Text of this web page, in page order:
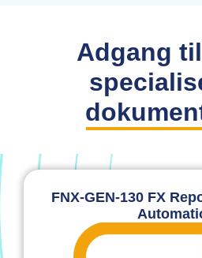
Adgang
FNX-GEN-130 FX